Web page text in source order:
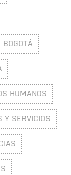
HUMANOS
Y SERVICIOS